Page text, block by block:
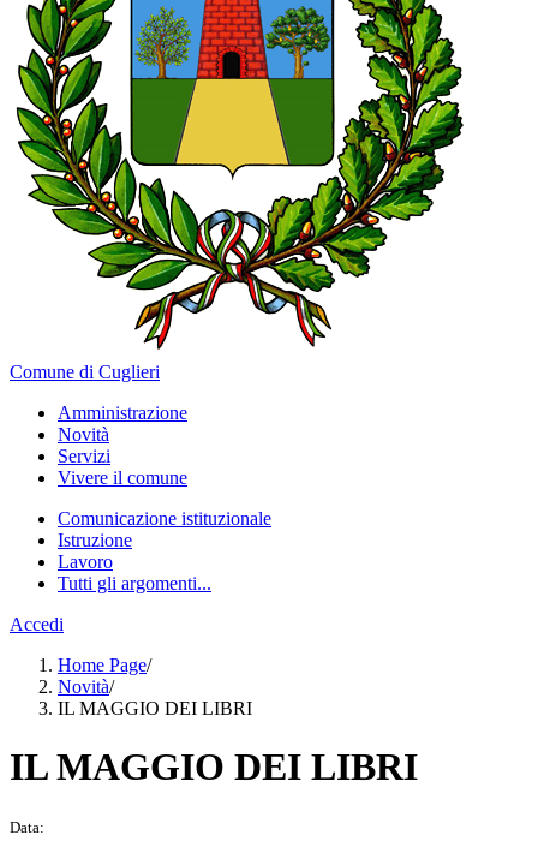
Comune di Cuglieri
Amministrazione
Novità
Servizi
Vivere il comune
Comunicazione istituzionale
Istruzione
Lavoro
Tutti gli argomenti...
Accedi
Home Page/
Novità/
IL MAGGIO DEI LIBRI
IL MAGGIO DEI LIBRI
Data: